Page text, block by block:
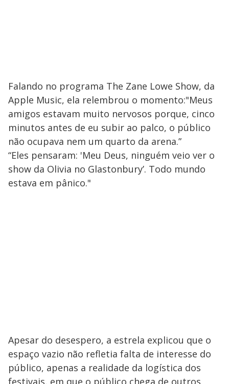
Falando no programa The Zane Lowe Show, da
Apple Music, ela relembrou o momento:"Meus
amigos estavam muito nervosos porque, cinco
minutos antes de eu subir ao palco, o público
não ocupava nem um quarto da arena.”
“Eles pensaram: 'Meu Deus, ninguém veio ver o
show da Olivia no Glastonbury’. Todo mundo
estava em pânico."
Apesar do desespero, a estrela explicou que o
espaço vazio não refletia falta de interesse do
público, apenas a realidade da logística dos
festivais, em que o público chega de outros